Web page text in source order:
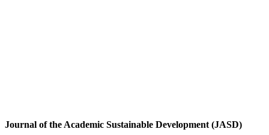
Journal of the Academic Sustainable Development (JASD)